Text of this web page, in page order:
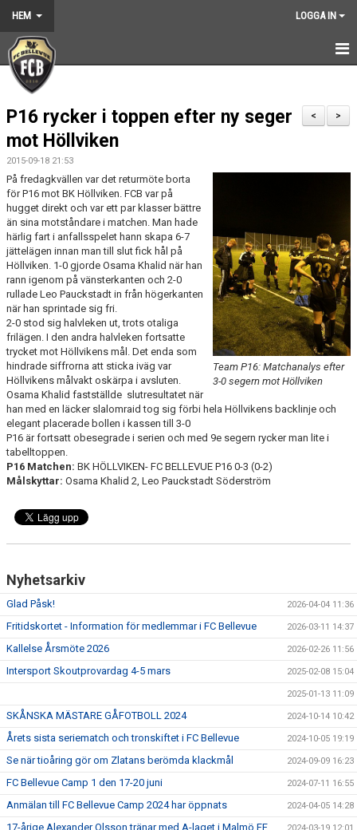
HEM LOGGA IN
HEM
NYHETER
GRUNDARNA
KONTAKT
KALENDER
BILDGALLERI
DOKUMENT
VÅRA LAG
MEDLEMSKAP
KLÄDBESTÄLLNING
SPONSORER
KLUBBMAGASIN
PROVTRÄNING
VÄRDEGRUND
FOTBOLLSCAMP 2026
TRÄNARUTBILDNING
GÅBOLL
DOMARE
>
<
P16 rycker i toppen efter ny seger
mot Höllviken
2015-09-18 21:53
Team P16: Matchanalys efter
3-0 segern mot Höllviken
På fredagkvällen var det returmöte borta
för P16 mot BK Höllviken. FCB var på
hugget direkt och var ett par klasser bättre
än sina motståndare i matchen. Man hade
härlig fart i anfallsspelet hann skapa 6-7
jättelägen innan man till slut fick hål på
Höllviken. 1-0 gjorde Osama Khalid när han
rann igenom på vänsterkanten och 2-0
rullade Leo Pauckstadt in från högerkanten
när han sprintade sig fri.
2-0 stod sig halvleken ut, trots otaliga
frilägen. I den andra halvleken fortsatte
trycket mot Höllvikens mål. Det enda som
hindrade siffrorna att sticka iväg var
Höllvikens målvakt oskärpa i avsluten.
Osama Khalid fastställde slutresultatet när
han med en läcker slalomraid tog sig förbi hela Höllvikens backlinje och
elegant placerade bollen i kassen till 3-0
P16 är fortsatt obesegrade i serien och med 9e segern rycker man lite i
tabelltoppen.
P16 Matchen: BK HÖLLVIKEN- FC BELLEVUE P16 0-3 (0-2)
Målskyttar: Osama Khalid 2, Leo Pauckstadt Söderström
Nyhetsarkiv
Glad Påsk! 2026-04-04 11:36
Fritidskortet - Information för medlemmar i FC Bellevue 2026-03-11 14:37
Kallelse Årsmöte 2026 2026-02-26 11:56
Intersport Skoutprovardag 4-5 mars 2025-02-08 15:04
2025-01-13 11:09
SKÅNSKA MÄSTARE GÅFOTBOLL 2024 2024-10-14 10:42
Årets sista seriematch och tronskiftet i FC Bellevue 2024-10-05 19:19
Se när tioåring gör om Zlatans berömda klackmål 2024-09-09 16:23
FC Bellevue Camp 1 den 17-20 juni 2024-07-11 16:55
Anmälan till FC Bellevue Camp 2024 har öppnats 2024-04-05 14:28
17-årige Alexander Olsson tränar med A-laget i Malmö FF